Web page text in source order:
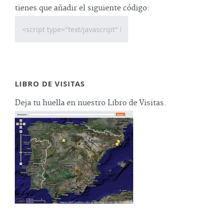
tienes que añadir el siguiente código:
LIBRO DE VISITAS
Deja tu huella en nuestro Libro de Visitas.